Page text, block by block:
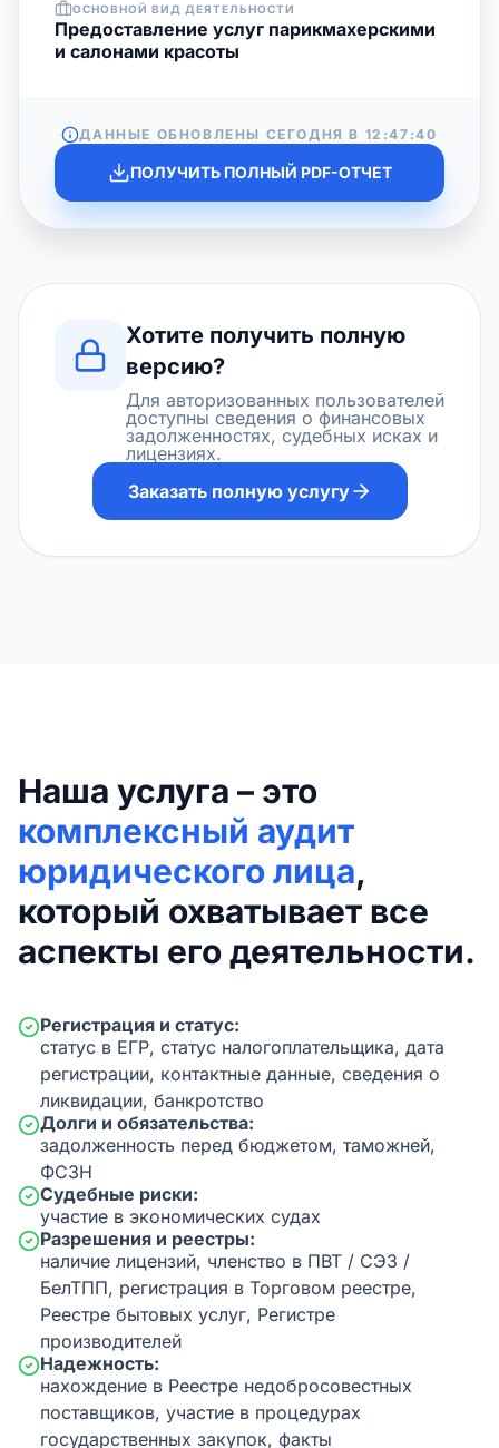
ОСНОВНОЙ ВИД ДЕЯТЕЛЬНОСТИ
Предоставление услуг парикмахерскими
и салонами красоты
ДАННЫЕ ОБНОВЛЕНЫ СЕГОДНЯ В 12:47:40
ПОЛУЧИТЬ ПОЛНЫЙ PDF-ОТЧЕТ
Хотите получить полную
версию?
Для авторизованных пользователей
доступны сведения о финансовых
задолженностях, судебных исках и
лицензиях.
Заказать полную услугу
Наша услуга – это
комплексный аудит
юридического лица,
который охватывает все
аспекты его деятельности.
Регистрация и статус:
статус в ЕГР, статус налогоплательщика, дата
регистрации, контактные данные, сведения о
ликвидации, банкротство
Долги и обязательства:
задолженность перед бюджетом, таможней,
ФСЗН
Судебные риски:
участие в экономических судах
Разрешения и реестры:
наличие лицензий, членство в ПВТ / СЭЗ /
БелТПП, регистрация в Торговом реестре,
Реестре бытовых услуг, Регистре
производителей
Надежность:
нахождение в Реестре недобросовестных
поставщиков, участие в процедурах
государственных закупок, факты